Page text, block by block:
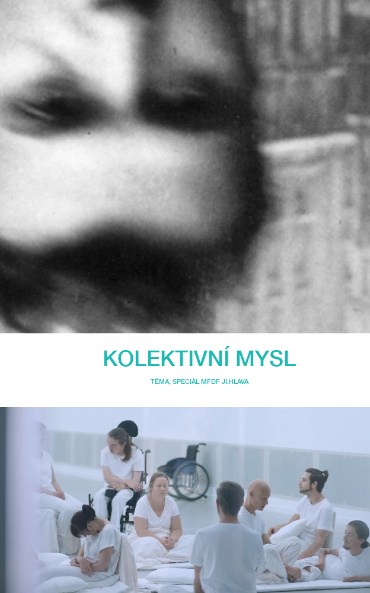
KOLEKTIVNÍ MYSL
TÉMA, SPECIÁL MFDF JI.HLAVA